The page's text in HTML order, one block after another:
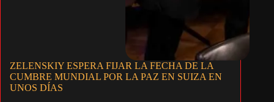
ZELENSKIY ESPERA FIJAR LA FECHA DE LA
CUMBRE MUNDIAL POR LA PAZ EN SUIZA EN
UNOS DÍAS